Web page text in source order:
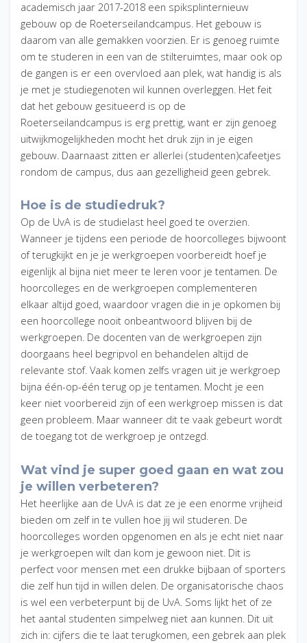
academisch jaar 2017-2018 een spiksplinternieuw
gebouw op de Roeterseilandcampus. Het gebouw is
daarom van alle gemakken voorzien. Er is genoeg ruimte
om te studeren in een van de stilteruimtes, maar ook op
de gangen is er een overvloed aan plek, wat handig is als
je met je studiegenoten wil kunnen overleggen. Het feit
dat het gebouw gesitueerd is op de
Roeterseilandcampus is erg prettig, want er zijn genoeg
uitwijkmogelijkheden mocht het druk zijn in je eigen
gebouw. Daarnaast zitten er allerlei (studenten)cafeetjes
rondom de campus, dus aan gezelligheid geen gebrek.
Hoe is de studiedruk?
Op de UvA is de studielast heel goed te overzien.
Wanneer je tijdens een periode de hoorcolleges bijwoont
of terugkijkt en je je werkgroepen voorbereidt hoef je
eigenlijk al bijna niet meer te leren voor je tentamen. De
hoorcolleges en de werkgroepen complementeren
elkaar altijd goed, waardoor vragen die in je opkomen bij
een hoorcollege nooit onbeantwoord blijven bij de
werkgroepen. De docenten van de werkgroepen zijn
doorgaans heel begripvol en behandelen altijd de
relevante stof. Vaak komen zelfs vragen uit je werkgroep
bijna één-op-één terug op je tentamen. Mocht je een
keer niet voorbereid zijn of een werkgroep missen is dat
geen probleem. Maar wanneer dit te vaak gebeurt wordt
de toegang tot de werkgroep je ontzegd.
Wat vind je super goed gaan en wat zou
je willen verbeteren?
Het heerlijke aan de UvA is dat ze je een enorme vrijheid
bieden om zelf in te vullen hoe jij wil studeren. De
hoorcolleges worden opgenomen en als je echt niet naar
je werkgroepen wilt dan kom je gewoon niet. Dit is
perfect voor mensen met een drukke bijbaan of sporters
die zelf hun tijd in willen delen. De organisatorische chaos
is wel een verbeterpunt bij de UvA. Soms lijkt het of ze
het aantal studenten simpelweg niet aan kunnen. Dit uit
zich in: cijfers die te laat terugkomen, een gebrek aan plek